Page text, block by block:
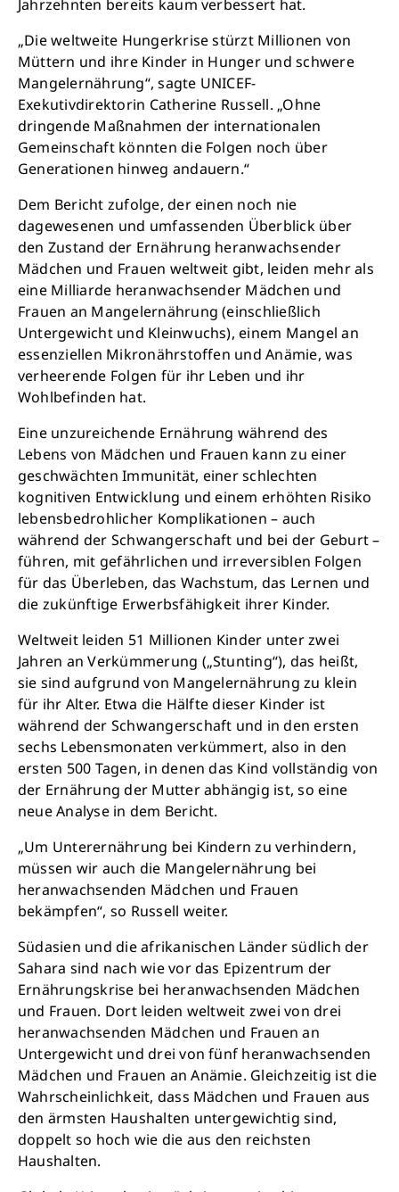
Jahrzehnten bereits kaum verbessert hat.
„Die weltweite Hungerkrise stürzt Millionen von
Müttern und ihre Kinder in Hunger und schwere
Mangelernährung“, sagte UNICEF-
Exekutivdirektorin Catherine Russell. „Ohne
dringende Maßnahmen der internationalen
Gemeinschaft könnten die Folgen noch über
Generationen hinweg andauern.“
Dem Bericht zufolge, der einen noch nie
dagewesenen und umfassenden Überblick über
den Zustand der Ernährung heranwachsender
Mädchen und Frauen weltweit gibt, leiden mehr als
eine Milliarde heranwachsender Mädchen und
Frauen an Mangelernährung (einschließlich
Untergewicht und Kleinwuchs), einem Mangel an
essenziellen Mikronährstoffen und Anämie, was
verheerende Folgen für ihr Leben und ihr
Wohlbefinden hat.
Eine unzureichende Ernährung während des
Lebens von Mädchen und Frauen kann zu einer
geschwächten Immunität, einer schlechten
kognitiven Entwicklung und einem erhöhten Risiko
lebensbedrohlicher Komplikationen – auch
während der Schwangerschaft und bei der Geburt –
führen, mit gefährlichen und irreversiblen Folgen
für das Überleben, das Wachstum, das Lernen und
die zukünftige Erwerbsfähigkeit ihrer Kinder.
Weltweit leiden 51 Millionen Kinder unter zwei
Jahren an Verkümmerung („Stunting“), das heißt,
sie sind aufgrund von Mangelernährung zu klein
für ihr Alter. Etwa die Hälfte dieser Kinder ist
während der Schwangerschaft und in den ersten
sechs Lebensmonaten verkümmert, also in den
ersten 500 Tagen, in denen das Kind vollständig von
der Ernährung der Mutter abhängig ist, so eine
neue Analyse in dem Bericht.
„Um Unterernährung bei Kindern zu verhindern,
müssen wir auch die Mangelernährung bei
heranwachsenden Mädchen und Frauen
bekämpfen“, so Russell weiter.
Südasien und die afrikanischen Länder südlich der
Sahara sind nach wie vor das Epizentrum der
Ernährungskrise bei heranwachsenden Mädchen
und Frauen. Dort leiden weltweit zwei von drei
heranwachsenden Mädchen und Frauen an
Untergewicht und drei von fünf heranwachsenden
Mädchen und Frauen an Anämie. Gleichzeitig ist die
Wahrscheinlichkeit, dass Mädchen und Frauen aus
den ärmsten Haushalten untergewichtig sind,
doppelt so hoch wie die aus den reichsten
Haushalten.
Schließen